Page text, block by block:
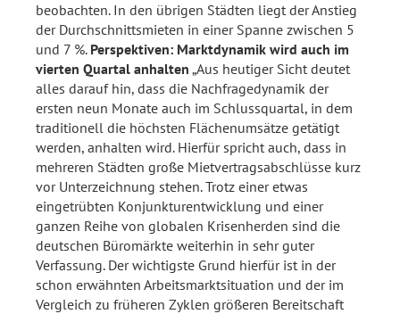
beobachten. In den übrigen Städten liegt der Anstieg
der Durchschnittsmieten in einer Spanne zwischen 5
und 7 %. Perspektiven: Marktdynamik wird auch im
vierten Quartal anhalten „Aus heutiger Sicht deutet
alles darauf hin, dass die Nachfragedynamik der
ersten neun Monate auch im Schlussquartal, in dem
traditionell die höchsten Flächenumsätze getätigt
werden, anhalten wird. Hierfür spricht auch, dass in
mehreren Städten große Mietvertragsabschlüsse kurz
vor Unterzeichnung stehen. Trotz einer etwas
eingetrübten Konjunkturentwicklung und einer
ganzen Reihe von globalen Krisenherden sind die
deutschen Büromärkte weiterhin in sehr guter
Verfassung. Der wichtigste Grund hierfür ist in der
schon erwähnten Arbeitsmarktsituation und der im
Vergleich zu früheren Zyklen größeren Bereitschaft